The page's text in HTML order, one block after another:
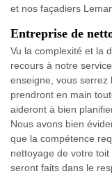
et nos façadiers
Entreprise de
Vu la complexité et la
recours à notre
enseigne, vous serrez
prendront en main
aideront à bien
Nous avons bien
que la compétence
nettoyage de votre
seront faits dans le